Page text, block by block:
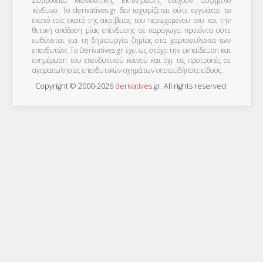
κίνδυνο. Το derivatives.gr δεν ισχυρίζεται ούτε εγγυάται το
εκατό τοις εκατό της ακρίβειας του περιεχομένου του και την
θετική απόδοση μίας επένδυσης σε παράγωγα προϊόντα ούτε
ευθύνεται για τη δημιουργία ζημίας στα χαρτοφυλάκια των
επενδυτών. To Derivatives.gr έχει ως στόχο την εκπαίδευση και
ενημέρωση του επενδυτικού κοινού και όχι τις προτροπές σε
αγοραπωλησίες επενδυτικών οχημάτων οποιουδήποτε είδους.
Copyright © 2000-2026 derivatives.gr. All rights reserved.